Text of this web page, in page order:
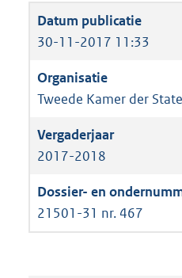
30-11-2017 11:33
Tweede Kamer der
2017-2018
21501-31 nr. 467